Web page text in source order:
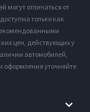
могут отличаться от
только как
цен, действующих у
автомобилей,
оформления уточняйте